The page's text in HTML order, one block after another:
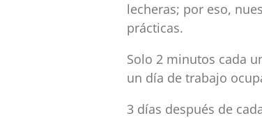
lecheras; por eso,
prácticas.
Solo 2 minutos cada
un día de trabajo
3 días después de